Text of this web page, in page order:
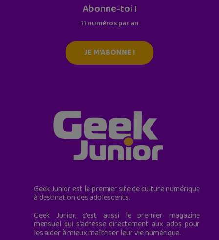
Abonne-toi !
11 numéros par an
JE M'ABONNE !
Geek Junior est le premier site de culture numérique
à destination des adolescents.
Geek Junior, c’est aussi le premier magazine
mensuel qui s’adresse directement aux ados pour
les aider à mieux maîtriser leur vie numérique.